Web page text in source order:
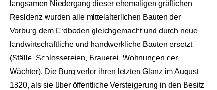
langsamen Niedergang dieser ehemaligen gräfl ichen
Residenz wurden alle mittelalterlichen Bauten der
Vorburg dem Erdboden gleichgemacht und durch neue
landwirtschaftliche und handwerkliche Bauten ersetzt
(Ställe, Schlossereien, Brauerei, Wohnungen der
Wächter). Die Burg verlor ihren letzten Glanz im August
1820, als sie über öffentliche Versteigerung in den Besitz